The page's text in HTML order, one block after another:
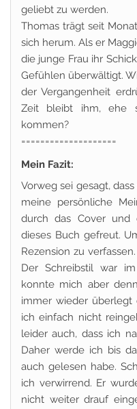
geliebt zu werden.
Thomas trägt seit
sich herum. Als er
die junge Frau ihr
Gefühlen überwältigt.
der Vergangenheit
Zeit bleibt ihm, ehe
kommen?
====================
Mein Fazit:
Vorweg sei gesagt,
meine persönliche
durch das Cover und
dieses Buch gefreut.
Rezension zu
Der Schreibstil war
konnte mich aber
immer wieder überlegt
ich einfach nicht
leider auch, dass ich
Daher werde ich bis
auch gelesen habe.
ich verwirrend. Er
nicht weiter drauf